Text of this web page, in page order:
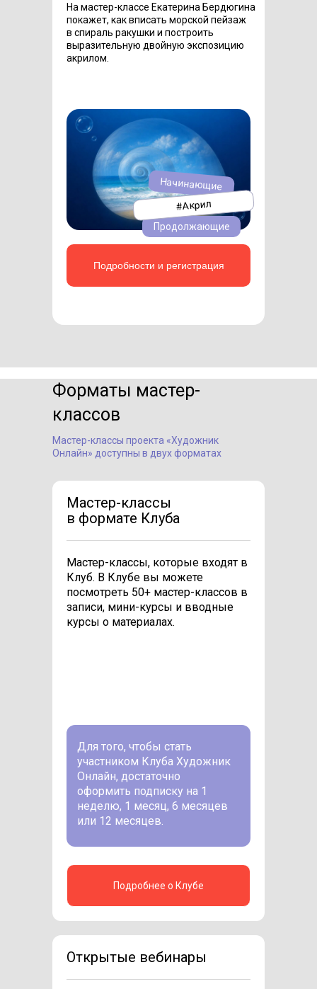
Подробности и регистрация
На мастер-классе Екатерина Бердюгина
покажет, как вписать морской пейзаж
в спираль ракушки и построить
выразительную двойную экспозицию
акрилом.
Продолжающие
Начинающие
#Акрил
Форматы мастер-
классов
Мастер-классы проекта «Художник
Онлайн» доступны в двух форматах
Мастер-классы, которые входят в
Клуб. В Клубе вы можете
посмотреть 50+ мастер-классов в
записи, мини-курсы и вводные
курсы о материалах.
Подробнее о Клубе
Мастер-классы
в формате Клуба
Открытые вебинары
Для того, чтобы стать
участником Клуба Художник
Онлайн, достаточно
оформить подписку на 1
неделю, 1 месяц, 6 месяцев
или 12 месяцев.